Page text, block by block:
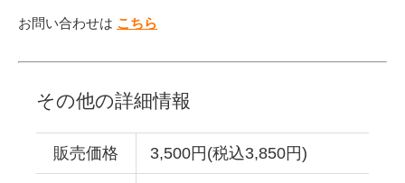
お問い合わせは こちら
その他の詳細情報
販売価格 3,500円(税込3,850円)